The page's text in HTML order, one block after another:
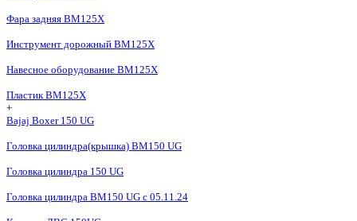
Фара задняя BM125X
Инструмент дорожный BM125X
Навесное оборудование BM125X
Пластик BM125X
+
Bajaj Boxer 150 UG
Головка цилиндра(крышка) BM150 UG
Головка цилиндра 150 UG
Головка цилиндра BM150 UG c 05.11.24